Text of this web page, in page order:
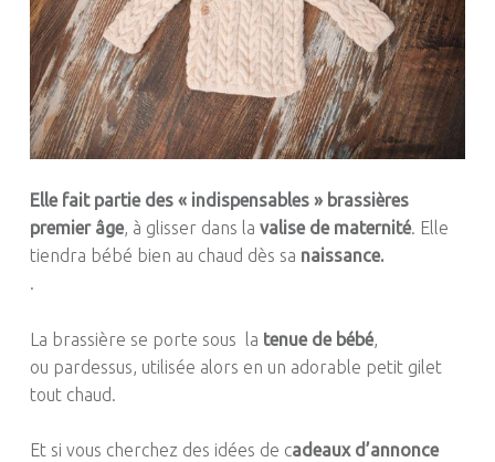
Elle fait partie des « indispensables » brassières
premier âge, à glisser dans la valise de maternité. Elle
tiendra bébé bien au chaud dès sa naissance.
.
La brassière se porte sous la tenue de bébé,
ou pardessus, utilisée alors en un adorable petit gilet
tout chaud.
Et si vous cherchez des idées de cadeauxd’annonce